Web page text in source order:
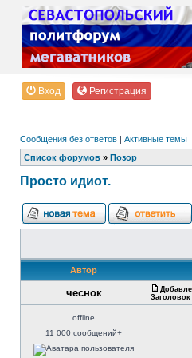
Вход Регистрация
Сообщения без ответов | Активные темы
Список форумов » Позор
Просто идиот.
Автор
чеснок
offline
11 000 сообщений+